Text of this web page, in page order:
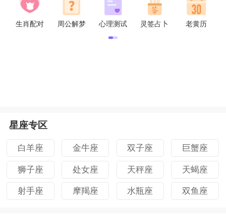
生肖配对 周公解梦 心理测试 灵签占卜 老黄历
星座专区
白羊座 金牛座 双子座 巨蟹座
狮子座 处女座 天秤座 天蝎座
射手座 摩羯座 水瓶座 双鱼座